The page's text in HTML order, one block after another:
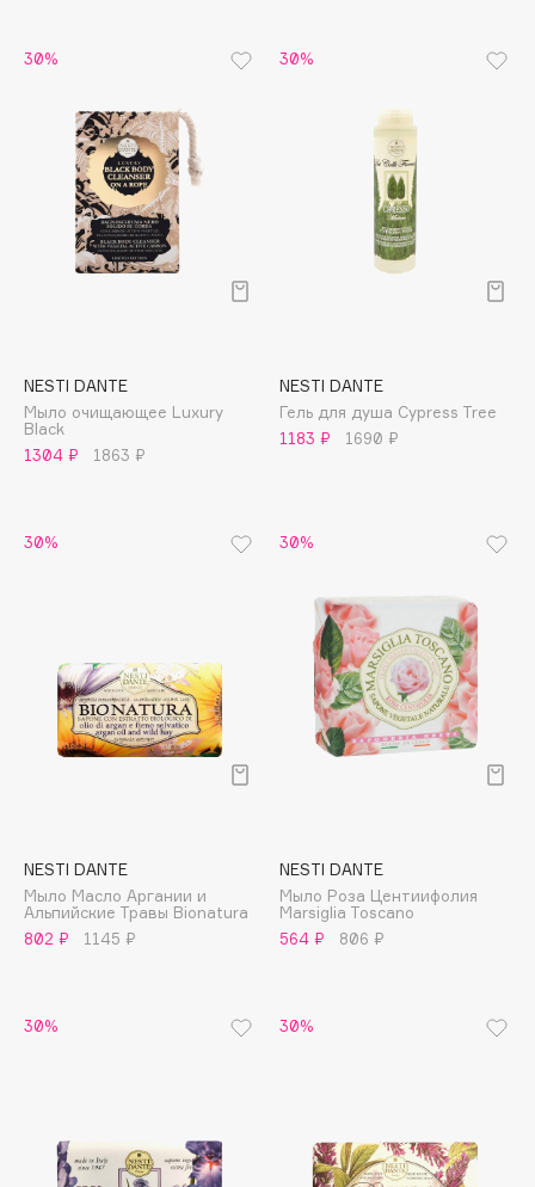
Aravia Professional
Archetype
Architect Demidoff
ARIVE MAKEUP
Art&Fact
Art-Visage
Augustinus Bader
Aveda
Avene
B
Balmain Hair Couture
ЭКСКЛЮЗИВ
Banderas
Basicare
Beautyblades
beautyblender
Bebble
Blanx
Blistex
30%
NESTI DANTE
Мыло очищающее Luxury
Black
1304 ₽
1863 ₽
30%
NESTI DANTE
Гель для душа Cypress Tree
1183 ₽
1690 ₽
30%
NESTI DANTE
Мыло Масло Аргании и
Альпийские Травы Bionatura
802 ₽
1145 ₽
30%
NESTI DANTE
Мыло Роза Центиифолия
Marsiglia Toscano
564 ₽
806 ₽
30% 30%